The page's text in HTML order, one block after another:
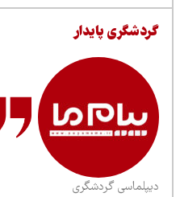
پایدار
گردشگری